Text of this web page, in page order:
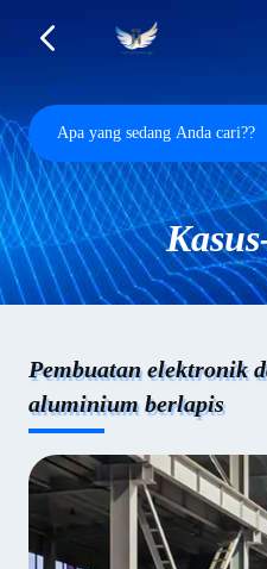
Pembuatan elektronik
aluminium berlapis